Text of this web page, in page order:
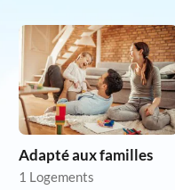
Adapté aux familles
1 Logements